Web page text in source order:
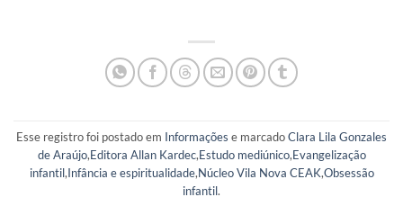
Esse registro foi postado em Informações e marcadoClara Lila Gonzales
de Araújo,Editora Allan Kardec,Estudo mediúnico,Evangelização
infantil,Infância e espiritualidade,Núcleo Vila Nova CEAK,Obsessão
infantil.